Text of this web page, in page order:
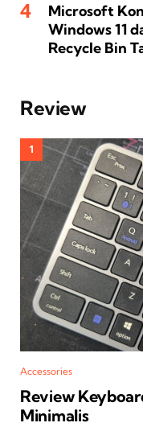
Microsoft
Windows 11
Recycle Bin
Review
Accessories
Review
Minimalis